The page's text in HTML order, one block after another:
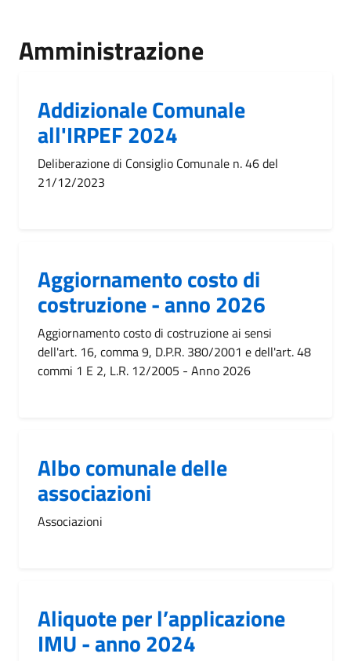
Amministrazione
Addizionale Comunale
all'IRPEF 2024
Deliberazione di Consiglio Comunale n. 46 del
21/12/2023
Aggiornamento costo di
costruzione - anno 2026
Aggiornamento costo di costruzione ai sensi
dell'art. 16, comma 9, D.P.R. 380/2001 e dell'art. 48
commi 1 E 2, L.R. 12/2005 - Anno 2026
Albo comunale delle
associazioni
Associazioni
Aliquote per l’applicazione
IMU - anno 2024